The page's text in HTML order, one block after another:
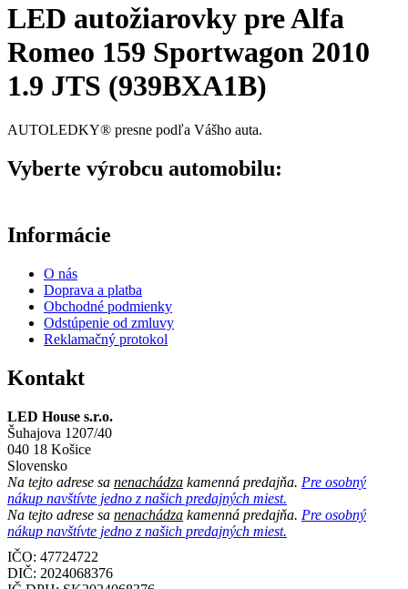
LED autožiarovky pre Alfa
Romeo 159 Sportwagon 2010
1.9 JTS (939BXA1B)
AUTOLEDKY® presne podľa Vášho auta.
Vyberte výrobcu automobilu:
Informácie
O nás
Doprava a platba
Obchodné podmienky
Odstúpenie od zmluvy
Reklamačný protokol
Kontakt
LED House s.r.o.
Šuhajova 1207/40
040 18 Košice
Slovensko
Na tejto adrese sa nenachádza kamenná predajňa. Pre osobný
nákup navštívte jedno z našich predajných miest.
Na tejto adrese sa nenachádza kamenná predajňa. Pre osobný
nákup navštívte jedno z našich predajných miest.
IČO: 47724722
DIČ: 2024068376